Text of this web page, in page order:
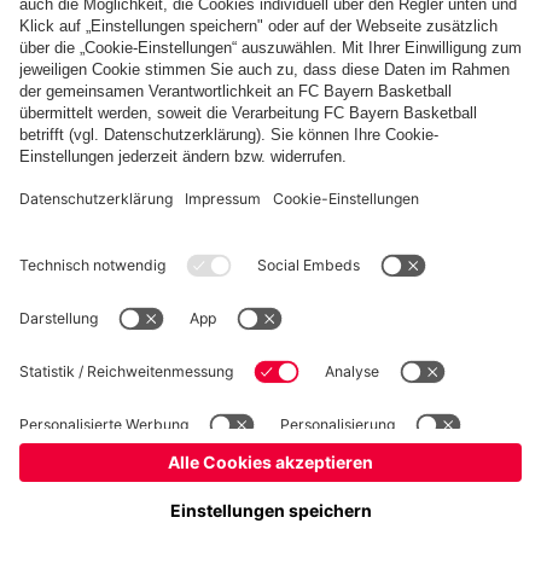
Basketball Frauen Handball Schach Schiedsrichter
Seniorenfußball
Tischtennis
Impressum Datenschutz Nutzungsbedingungen Barrierefreiheit